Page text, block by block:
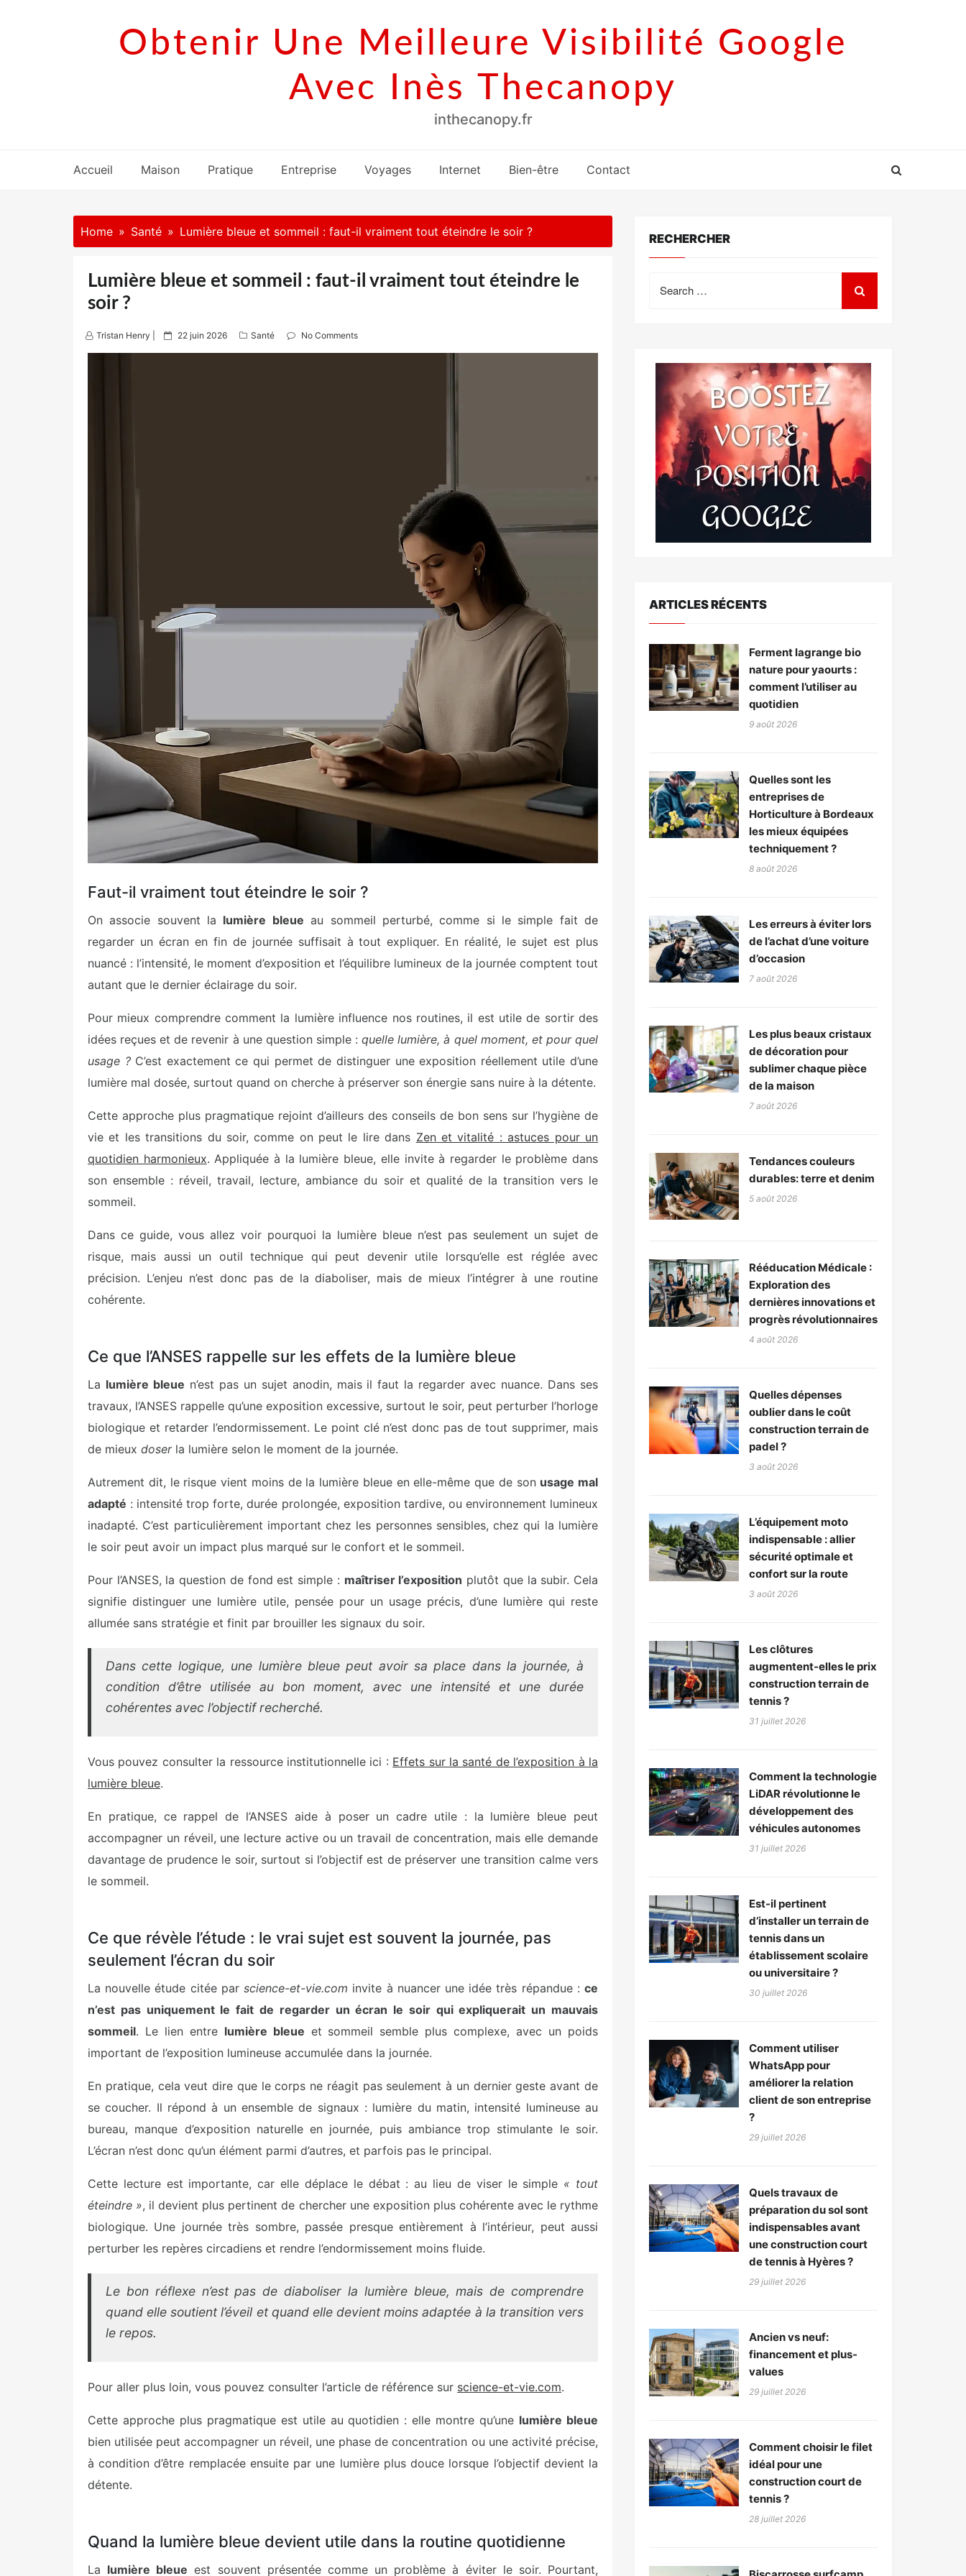
Obtenir Une Meilleure Visibilité Google
Avec Inès Thecanopy
inthecanopy.fr
Accueil Maison Pratique Entreprise Voyages Internet Bien-être Contact
Home Santé Lumière bleue et sommeil : faut-il vraiment tout éteindre le soir ?
Lumière bleue et sommeil : faut-il vraiment tout éteindre le
soir ?
Tristan Henry |
P 22 juin 2026 Santé No Comments
Faut-il vraiment tout éteindre le soir ?
On associe souvent la lumière bleue au sommeil perturbé, comme si le simple fait de
regarder un écran en fin de journée suffisait à tout expliquer. En réalité, le sujet est plus
nuancé : l’intensité, le moment d’exposition et l’équilibre lumineux de la journée comptent tout
autant que le dernier éclairage du soir.
Pour mieux comprendre comment la lumière influence nos routines, il est utile de sortir des
idées reçues et de revenir à une question simple :quelle lumière, à quel moment, et pour quel
usage ?C’est exactement ce qui permet de distinguer une exposition réellement utile d’une
lumière mal dosée, surtout quand on cherche à préserver son énergie sans nuire à la détente.
Cette approche plus pragmatique rejoint d’ailleurs des conseils de bon sens sur l’hygiène de
vie et les transitions du soir, comme on peut le lire dans Zen et vitalité : astuces pour un
quotidien harmonieux. Appliquée à la lumière bleue, elle invite à regarder le problème dans
son ensemble : réveil, travail, lecture, ambiance du soir et qualité de la transition vers le
sommeil.
Dans ce guide, vous allez voir pourquoi la lumière bleue n’est pas seulement un sujet de
risque, mais aussi un outil technique qui peut devenir utile lorsqu’elle est réglée avec
précision. L’enjeu n’est donc pas de la diaboliser, mais de mieux l’intégrer à une routine
cohérente.
Ce que l’ANSES rappelle sur les effets de la lumière bleue
La lumière bleue n’est pas un sujet anodin, mais il faut la regarder avec nuance. Dans ses
travaux, l’ANSES rappelle qu’une exposition excessive, surtout le soir, peut perturber l’horloge
biologique et retarder l’endormissement. Le point clé n’est donc pas de tout supprimer, mais
de mieux doserla lumière selon le moment de la journée.
Autrement dit, le risque vient moins de la lumière bleue en elle-même que de son usage mal
adapté : intensité trop forte, durée prolongée, exposition tardive, ou environnement lumineux
inadapté. C’est particulièrement important chez les personnes sensibles, chez qui la lumière
le soir peut avoir un impact plus marqué sur le confort et le sommeil.
Pour l’ANSES, la question de fond est simple : maîtriser l’exposition plutôt que la subir. Cela
signifie distinguer une lumière utile, pensée pour un usage précis, d’une lumière qui reste
allumée sans stratégie et finit par brouiller les signaux du soir.
Dans cette logique, une lumière bleue peut avoir sa place dans la journée, à
condition d’être utilisée au bon moment, avec une intensité et une durée
cohérentes avec l’objectif recherché.
Vous pouvez consulter la ressource institutionnelle ici : Effets sur la santé de l’exposition à la
lumière bleue.
En pratique, ce rappel de l’ANSES aide à poser un cadre utile : la lumière bleue peut
accompagner un réveil, une lecture active ou un travail de concentration, mais elle demande
davantage de prudence le soir, surtout si l’objectif est de préserver une transition calme vers
le sommeil.
Ce que révèle l’étude : le vrai sujet est souvent la journée, pas
seulement l’écran du soir
La nouvelle étude citée parscience-et-vie.com invite à nuancer une idée très répandue :ce
n’est pas uniquement le fait de regarder un écran le soir qui expliquerait un mauvais
sommeil. Le lien entre lumière bleue et sommeil semble plus complexe, avec un poids
important de l’exposition lumineuse accumulée dans la journée.
En pratique, cela veut dire que le corps ne réagit pas seulement à un dernier geste avant de
se coucher. Il répond à un ensemble de signaux : lumière du matin, intensité lumineuse au
bureau, manque d’exposition naturelle en journée, puis ambiance trop stimulante le soir.
L’écran n’est donc qu’un élément parmi d’autres, et parfois pas le principal.
Cette lecture est importante, car elle déplace le débat : au lieu de viser le simple « tout
éteindre », il devient plus pertinent de chercher une exposition plus cohérente avec le rythme
biologique. Une journée très sombre, passée presque entièrement à l’intérieur, peut aussi
perturber les repères circadiens et rendre l’endormissement moins fluide.
Le bon réflexe n’est pas de diaboliser la lumière bleue, mais de comprendre
quand elle soutient l’éveil et quand elle devient moins adaptée à la transition vers
le repos.
Pour aller plus loin, vous pouvez consulter l’article de référence sur science-et-vie.com.
Cette approche plus pragmatique est utile au quotidien : elle montre qu’une lumière bleue
bien utilisée peut accompagner un réveil, une phase de concentration ou une activité précise,
à condition d’être remplacée ensuite par une lumière plus douce lorsque l’objectif devient la
détente.
Quand la lumière bleue devient utile dans la routine quotidienne
La lumière bleue est souvent présentée comme un problème à éviter le soir. Pourtant,
RECHERCHER
for:
ARTICLES RÉCENTS
Ferment lagrange bio
nature pour yaourts :
comment l’utiliser au
quotidien
9 août 2026
Quelles sont les
entreprises de
Horticulture à Bordeaux
les mieux équipées
techniquement ?
8 août 2026
Les erreurs à éviter lors
de l’achat d’une voiture
d’occasion
7 août 2026
Les plus beaux cristaux
de décoration pour
sublimer chaque pièce
de la maison
7 août 2026
Tendances couleurs
durables: terre et denim
5 août 2026
Rééducation Médicale :
Exploration des
dernières innovations et
progrès révolutionnaires
4 août 2026
Quelles dépenses
oublier dans le coût
construction terrain de
padel ?
3 août 2026
L’équipement moto
indispensable : allier
sécurité optimale et
confort sur la route
3 août 2026
Les clôtures
augmentent-elles le prix
construction terrain de
tennis ?
31 juillet 2026
Comment la technologie
LiDAR révolutionne le
développement des
véhicules autonomes
31 juillet 2026
Est-il pertinent
d’installer un terrain de
tennis dans un
établissement scolaire
ou universitaire ?
30 juillet 2026
Comment utiliser
WhatsApp pour
améliorer la relation
client de son entreprise
?
29 juillet 2026
Quels travaux de
préparation du sol sont
indispensables avant
une construction court
de tennis à Hyères ?
29 juillet 2026
Ancien vs neuf:
financement et plus-
values
29 juillet 2026
Comment choisir le filet
idéal pour une
construction court de
tennis ?
28 juillet 2026